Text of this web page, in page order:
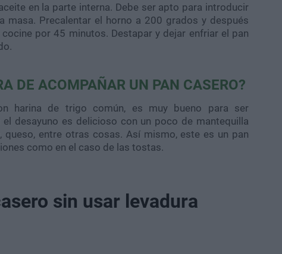
en la parte interna. Debe ser apto para introducir
masa. Precalentar el horno a 200 grados y después
por 45 minutos. Destapar y dejar enfriar el pan
DE ACOMPAÑAR UN PAN CASERO?
harina de trigo común, es muy bueno para ser
desayuno es delicioso con un poco de mantequilla
queso, entre otras cosas. Así mismo, este es un pan
como en el caso de las tostas.
sin usar levadura